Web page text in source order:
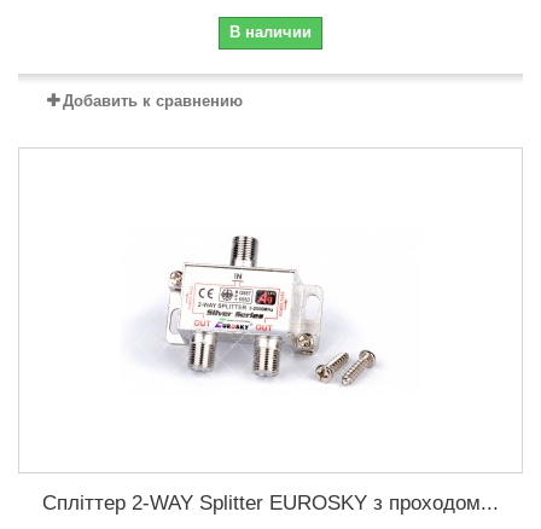
В наличии
Добавить к сравнению
Спліттер 2-WAY Splitter EUROSKY з проходом...